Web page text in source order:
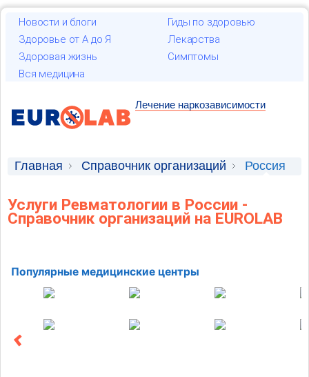
Новости и блоги
Гиды по здоровью
Здоровье от А до Я
Лекарства
Здоровая жизнь
Симптомы
Вся медицина
Лечение наркозависимости
Главная Справочник организаций Россия
Услуги Ревматологии в России -
Справочник организаций на EUROLAB
Популярные медицинские центры